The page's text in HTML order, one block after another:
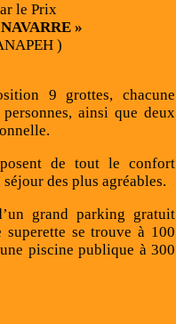
le Prix
»
)
9 grottes, chacune
ainsi que deux
de tout le confort
des plus agréables.
grand parking gratuit
superette se trouve à 100
piscine publique à 300